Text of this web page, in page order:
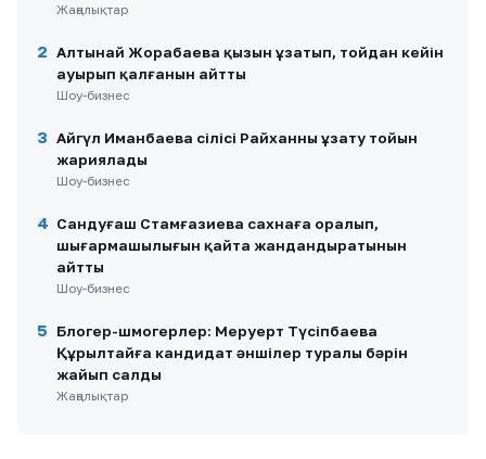
Жаңалықтар
2 Алтынай Жорабаева қызын ұзатып, тойдан кейін
ауырып қалғанын айтты
Шоу-бизнес
3 Айгүл Иманбаева сіңлісі Райханның ұзату тойын
жариялады
Шоу-бизнес
4 Сандуғаш Стамғазиева сахнаға оралып,
шығармашылығын қайта жандандыратынын
айтты
Шоу-бизнес
5
Блогер-шмогерлер: Меруерт Түсіпбаева
Құрылтайға кандидат әншілер туралы бәрін
жайып салды
Жаңалықтар